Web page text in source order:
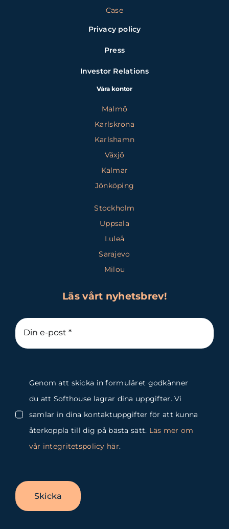
Case
Privacy policy
Press
Investor Relations
Våra kontor
Malmö
Karlskrona
Karlshamn
Växjö
Kalmar
Jönköping
Stockholm
Uppsala
Luleå
Sarajevo
Milou
Läs vårt nyhetsbrev!
Genom att skicka in formuläret godkänner
du att Softhouse lagrar dina uppgifter. Vi
samlar in dina kontaktuppgifter för att kunna
återkoppla till dig på bästa sätt. Läs mer om
vår integritetspolicy här.
Skicka